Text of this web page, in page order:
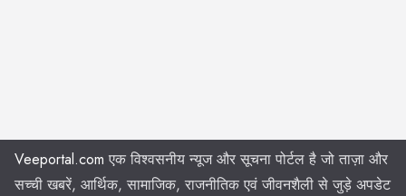
Veeportal.com एक विश्वसनीय न्यूज और सूचना पोर्टल है जो ताज़ा और
सच्ची खबरें, आर्थिक, सामाजिक, राजनीतिक एवं जीवनशैली से जुड़े अपडेट